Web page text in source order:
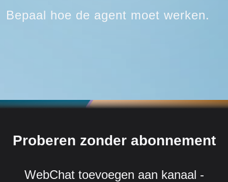
Bepaal hoe de agent moet werken.
Proberen zonder abonnement
WebChat toevoegen aan kanaal -